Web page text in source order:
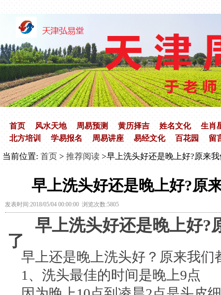
首页 风水天地 周易预测 黄历择吉 姓名文化
生肖
北方培训
学易报名 周易讲座 易经文化 百花园 留
当前位置:首页>推荐阅读>早上洗头好还是晚上好?原来
早上洗头好还是晚上好?原
发表时间:2018/05/04 00:00:00 浏览次数:5805
早上洗头好还是晚上好?
了
早上还是晚上洗头好？原来我们
1、洗头最佳的时间是晚上9点